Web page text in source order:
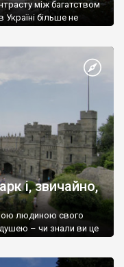
між багатством
більше не
і, звичайно,
людиною свого
– чи знали ви це